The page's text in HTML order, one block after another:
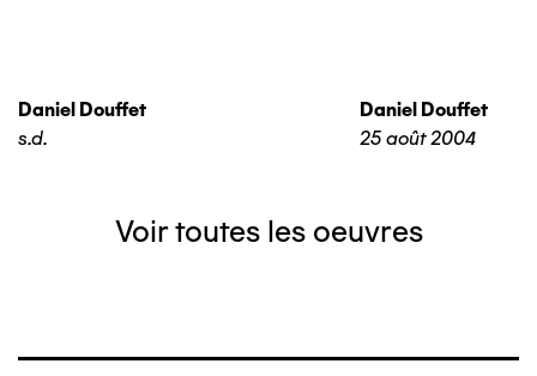
Daniel Douffet
s.d.
Daniel Douffet
25 août 2004
Voir toutes les oeuvres